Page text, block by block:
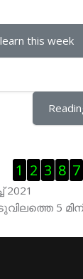
this week
1 2 3 8 7
2021
5